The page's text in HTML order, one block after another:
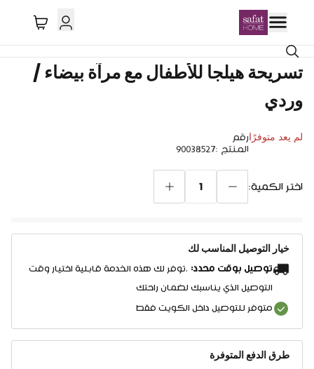
تسريحة هيلجا للأطفال مع مرآة بيضاء /
وردي
لم يعد متوفرًارقم
المنتج :
90038527
اختر الكمية: 1
خيار التوصيل المناسب لك
توصيل بوقت محدد: .توفر لك هذه الخدمة قابلية اختيار وقت
التوصيل الذي يناسبك لضمان راحتك
متوفر للتوصيل داخل الكويت فقط
طرق الدفع المتوفرة